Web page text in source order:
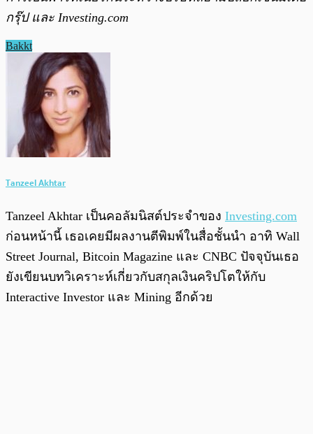
กรุ๊ป และ Investing.com
Bakkt
Tanzeel Akhtar
Tanzeel Akhtar เป็นคอลัมนิสต์ประจำของ Investing.com
ก่อนหน้านี้ เธอเคยมีผลงานตีพิมพ์ในสื่อชั้นนำ อาทิ Wall
Street Journal, Bitcoin Magazine และ CNBC ปัจจุบันเธอ
ยังเขียนบทวิเคราะห์เกี่ยวกับสกุลเงินคริปโตให้กับ
Interactive Investor และ Mining อีกด้วย